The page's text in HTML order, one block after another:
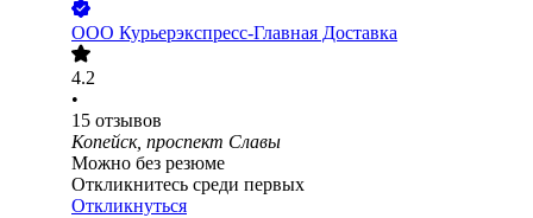
ООО Курьерэкспресс-Главная Доставка
4.2
•
15 отзывов
Копейск, проспект Славы
Можно без резюме
Откликнитесь среди первых
Откликнуться